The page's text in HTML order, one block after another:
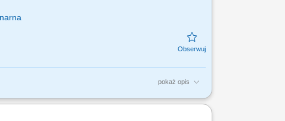
pokaż opis
sprzedażową przy wsparciu opiekuna